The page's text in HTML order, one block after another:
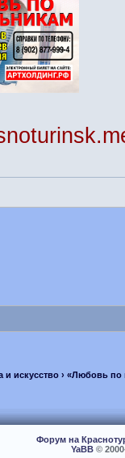
и искусство› «Любовь по
Форум на
YaBB©